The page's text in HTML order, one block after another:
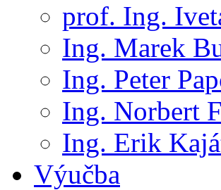
prof. Ing.
Ing. Marek
Ing. Peter
Ing. Norbert
Ing. Erik
Výučba